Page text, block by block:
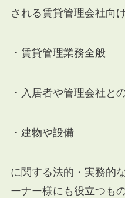
される賃貸管理会社向
・賃貸管理業務全般
・入居者や管理会社と
・建物や設備
に関する法的・実務的
ーナー様にも役立つも